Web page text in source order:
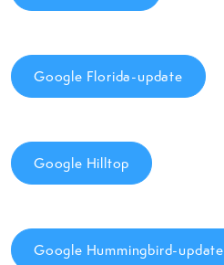
Google Florida-update
Google Hilltop
Google Hummingbird-update